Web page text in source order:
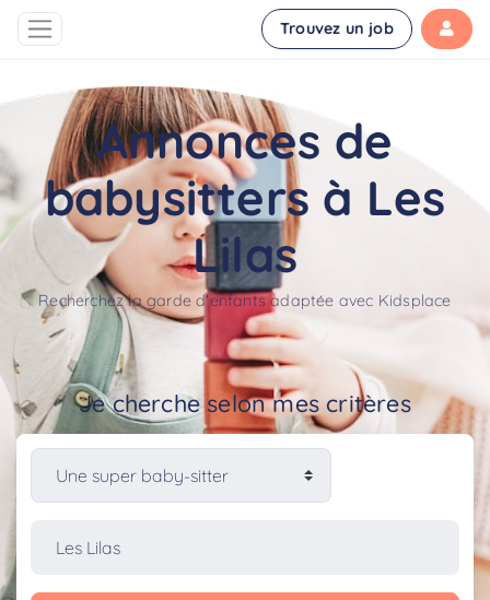
Trouvez un job
Annonces de
babysitters à Les
Lilas
Recherchez la garde d'enfants adaptée avec Kidsplace
Je cherche selon mes critères